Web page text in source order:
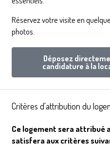
Réservez votre visite en
photos.
Déposez
candidature à la
Critères d'attribution du
Ce logement sera attribué
satisfera aux critères